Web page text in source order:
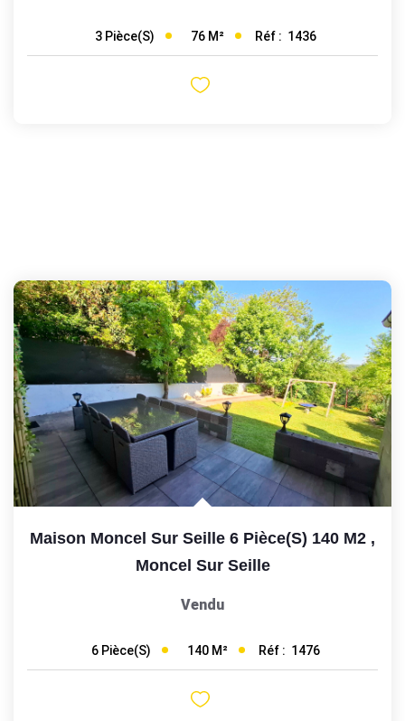
3 Pièce(s) 76 M² Réf : 1436
Maison Moncel Sur Seille 6 Pièce(s) 140 M2 ,
Moncel Sur Seille
Vendu
6 Pièce(s) 140 M² Réf : 1476